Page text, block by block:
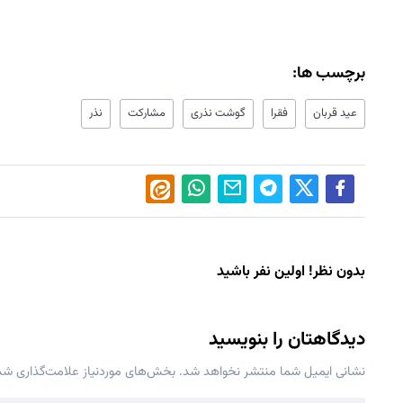
برچسب ها:
عید قربان فقرا گوشت نذری مشارکت نذر
بدون نظر! اولین نفر باشید
دیدگاهتان را بنویسید
نشانی ایمیل شما منتشر نخواهد شد. بخش‌های موردنیاز علامت‌گذاری